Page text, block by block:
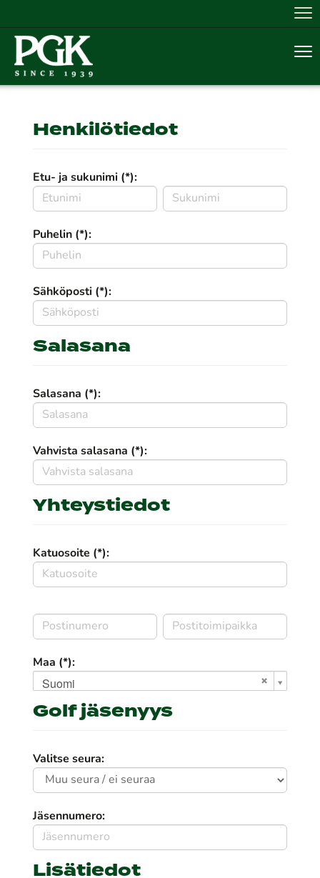
Henkilötiedot
Etu- ja sukunimi (*):
Puhelin (*):
Sähköposti (*):
Salasana
Salasana (*):
Vahvista salasana (*):
Yhteystiedot
Katuosoite (*):
Maa (*):
Suomi
Golf jäsenyys
Valitse seura:
Jäsennumero:
Lisätiedot